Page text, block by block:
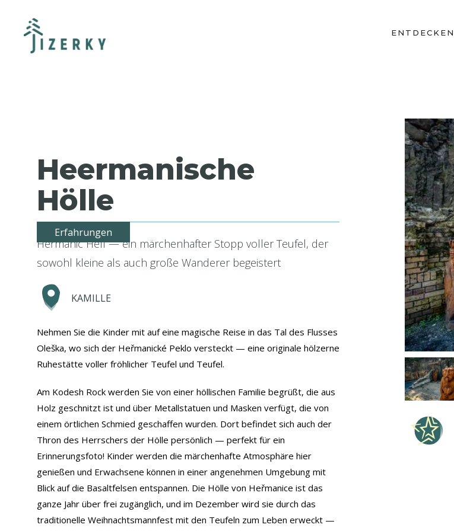
ENTDECKEN
Heermanische
Hölle
Erfahrungen
Heřmanic Hell — ein märchenhafter Stopp voller Teufel, der
sowohl kleine als auch große Wanderer begeistert
KAMILLE
Nehmen Sie die Kinder mit auf eine magische Reise in das Tal des Flusses
Oleška, wo sich der Heřmanické Peklo versteckt — eine originale hölzerne
Ruhestätte voller fröhlicher Teufel und Teufel.
Am Kodesh Rock werden Sie von einer höllischen Familie begrüßt, die aus
Holz geschnitzt ist und über Metallstatuen und Masken verfügt, die von
einem örtlichen Schmied geschaffen wurden. Dort befindet sich auch der
Thron des Herrschers der Hölle persönlich — perfekt für ein
Erinnerungsfoto! Kinder werden die märchenhafte Atmosphäre hier
genießen und Erwachsene können in einer angenehmen Umgebung mit
Blick auf die Basaltfelsen entspannen. Die Hölle von Heřmanice ist das
ganze Jahr über frei zugänglich, und im Dezember wird sie durch das
traditionelle Weihnachtsmannfest mit den Teufeln zum Leben erweckt —